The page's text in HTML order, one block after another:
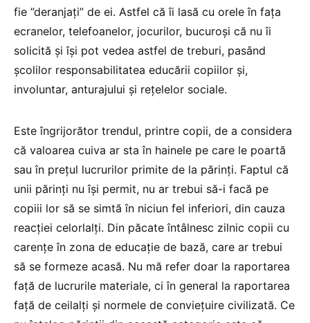
fie ”deranjați” de ei. Astfel că îi lasă cu orele în fața
ecranelor, telefoanelor, jocurilor, bucuroși că nu îi
solicită și își pot vedea astfel de treburi, pasând
școlilor responsabilitatea educării copiilor și,
involuntar, anturajului și rețelelor sociale.
Este îngrijorător trendul, printre copii, de a considera
că valoarea cuiva ar sta în hainele pe care le poartă
sau în prețul lucrurilor primite de la părinți. Faptul că
unii părinți nu își permit, nu ar trebui să-i facă pe
copiii lor să se simtă în niciun fel inferiori, din cauza
reacției celorlalți. Din păcate întâlnesc zilnic copii cu
carențe în zona de educație de bază, care ar trebui
să se formeze acasă. Nu mă refer doar la raportarea
față de lucrurile materiale, ci în general la raportarea
față de ceilalți și normele de conviețuire civilizată. Ce